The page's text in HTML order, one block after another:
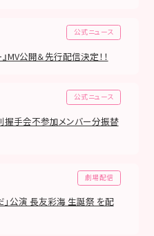
公式ニュース
MV公開＆先行配信決定！！
公式ニュース
握手会不参加メンバー分振替
劇場配信
」公演 長友彩海 生誕祭 を配